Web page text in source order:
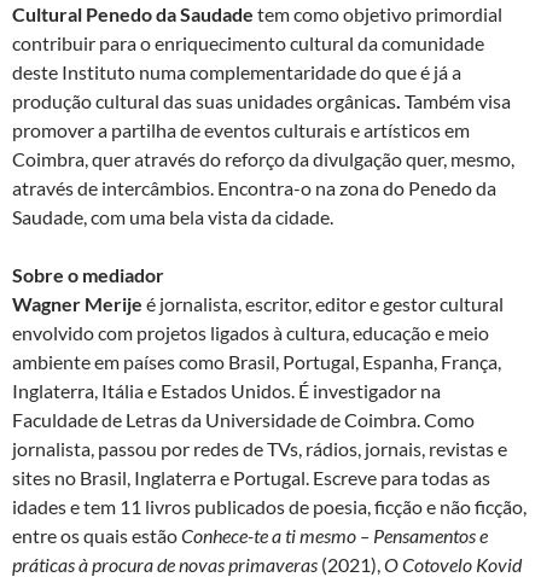
Cultural Penedo da Saudade tem como objetivo primordial
contribuir para o enriquecimento cultural da comunidade
deste Instituto numa complementaridade do que é já a
produção cultural das suas unidades orgânicas Também visa
promover a partilha de eventos culturais e artísticos em
Coimbra, quer através do reforço da divulgação quer, mesmo,
através de intercâmbios. Encontra-o na zona do Penedo da
Saudade, com uma bela vista da cidade.
Sobre o mediador
Wagner Merije é jornalista, escritor, editor e gestor cultural
envolvido com projetos ligados à cultura, educação e meio
ambiente em países como Brasil, Portugal, Espanha, França,
Inglaterra, Itália e Estados Unidos. É investigador na
Faculdade de Letras da Universidade de Coimbra. Como
jornalista, passou por redes de TVs, rádios, jornais, revistas e
sites no Brasil, Inglaterra e Portugal. Escreve para todas as
idades e tem 11 livros publicados de poesia, ficção e não ficção,
entre os quais estãoConhece-te a ti mesmo – Pensamentos e
práticas à procura de novas primaveras (2021), O Cotovelo Kovid